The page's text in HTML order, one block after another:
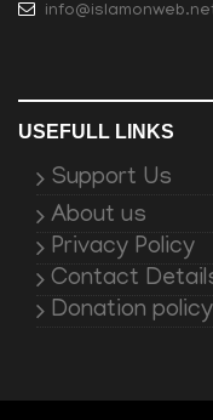
USEFULL LINKS
Support Us
About us
Privacy Policy
Contact
Donation policy